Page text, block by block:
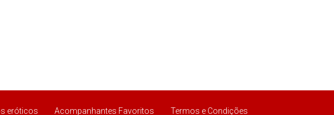
eróticos Acompanhantes Favoritos Termos e Condições